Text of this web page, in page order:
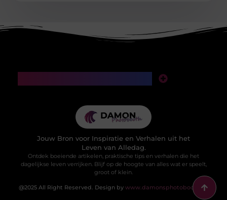
Jouw Bron voor Inspiratie en Verhalen uit het
Leven van Alledag.
Ontdek boeiende artikelen, praktische tips en verhalen die het
dagelijkse leven verrijken. Blijf op de hoogte van alles wat er speelt,
groot of klein.
@2025 All Right Reserved. Design by www.damonsphotobooth.nl.